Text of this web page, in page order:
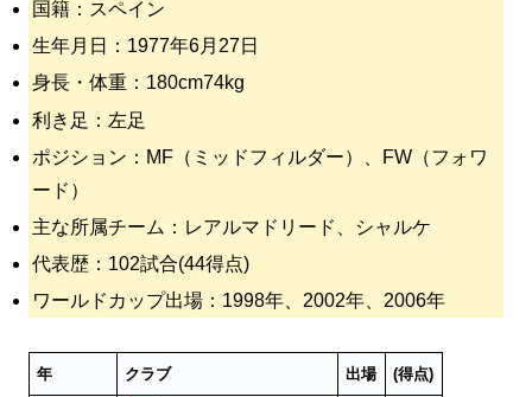
国籍：スペイン
生年月日：1977年6月27日
身長・体重：180cm74kg
利き足：左足
ポジション：MF（ミッドフィルダー）、FW（フォワ
ード）
主な所属チーム：レアルマドリード、シャルケ
代表歴：102試合(44得点)
ワールドカップ出場：1998年、2002年、2006年
年 クラブ 出場 (得点)